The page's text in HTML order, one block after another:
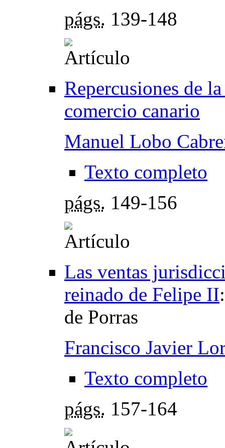
págs. 139-148
Repercusiones de
comercio canario
Manuel Lobo
Texto completo
págs. 149-156
Las ventas
reinado de Felipe II
de Porras
Francisco Javier
Texto completo
págs. 157-164